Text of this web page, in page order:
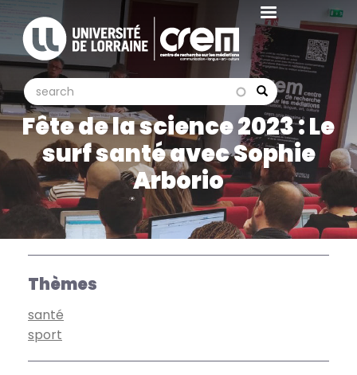
Aller
contenu
principal
Search
search search
Fête de la science 2023 : Le
surf santé avec Sophie
Arborio
Thèmes
santé
sport